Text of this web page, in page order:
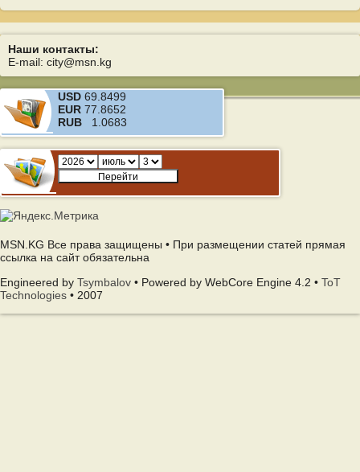
Наши контакты:
E-mail: city@msn.kg
USD 69.8499
EUR 77.8652
RUB 1.0683
MSN.KG Все права защищены • При размещении статей прямая
ссылка на сайт обязательна
Engineered by Tsymbalov • Powered by WebCore Engine 4.2 • ToT
Technologies • 2007